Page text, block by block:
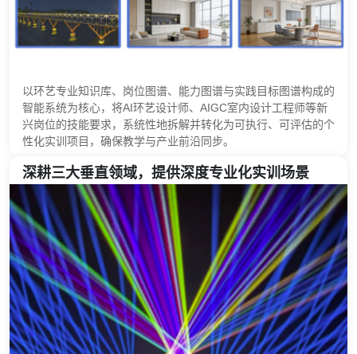
以环艺专业知识库、岗位图谱、能力图谱与实践目标图谱构成的
智能系统为核心，将AI环艺设计师、AIGC室内设计工程师等新
兴岗位的技能要求，系统性地拆解并转化为可执行、可评估的个
性化实训项目，确保教学与产业前沿同步。
深耕三大垂直领域，提供深度专业化实训场景